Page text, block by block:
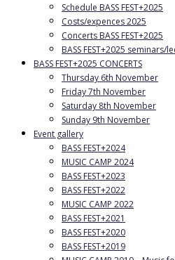
Schedule BASS FEST+2025
Costs/expences 2025
Concerts BASS FEST+2025
BASS FEST+2025 seminars/
BASS FEST+2025 CONCERTS
Thursday 6th November
Friday 7th November
Saturday 8th November
Sunday 9th November
Event gallery
BASS FEST+2024
MUSIC CAMP 2024
BASS FEST+2023
BASS FEST+2022
MUSIC CAMP 2022
BASS FEST+2021
BASS FEST+2020
BASS FEST+2019